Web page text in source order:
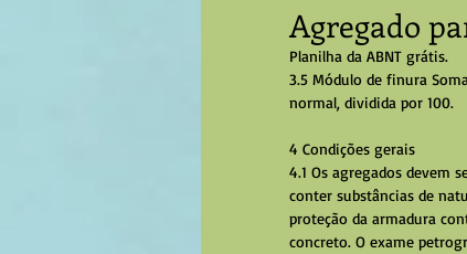
Agregado
Planilha da ABNT grátis.
3.5 Módulo de finura
normal, dividida por 100.
4 Condições gerais
4.1 Os agregados devem
conter substâncias de
proteção da armadura
concreto. O exame